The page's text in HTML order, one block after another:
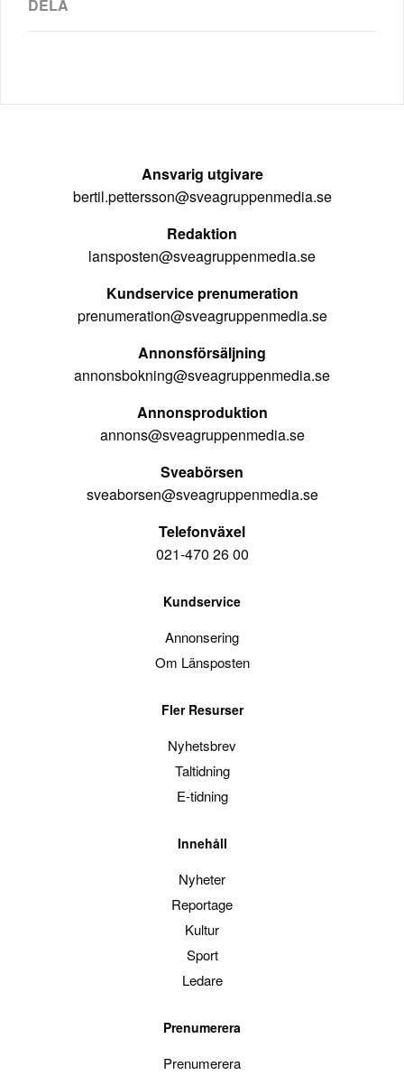
Ansvarig utgivare
bertil.pettersson@sveagruppenmedia.se
Redaktion
lansposten@sveagruppenmedia.se
Kundservice prenumeration
prenumeration@sveagruppenmedia.se
Annonsförsäljning
annonsbokning@sveagruppenmedia.se
Annonsproduktion
annons@sveagruppenmedia.se
Sveabörsen
sveaborsen@sveagruppenmedia.se
Telefonväxel
021-470 26 00
Kundservice
Annonsering
Om Länsposten
Fler Resurser
Nyhetsbrev
Taltidning
E-tidning
Innehåll
Nyheter
Reportage
Kultur
Sport
Ledare
Prenumerera
Prenumerera